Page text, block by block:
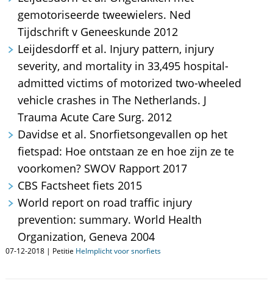
gemotoriseerde tweewielers. Ned
Tijdschrift v Geneeskunde 2012
Leijdesdorff et al. Injury pattern, injury
severity, and mortality in 33,495 hospital-
admitted victims of motorized two-wheeled
vehicle crashes in The Netherlands. J
Trauma Acute Care Surg. 2012
Davidse et al. Snorfietsongevallen op het
fietspad: Hoe ontstaan ze en hoe zijn ze te
voorkomen? SWOV Rapport 2017
CBS Factsheet fiets 2015
World report on road traffic injury
prevention: summary. World Health
Organization, Geneva 2004
07-12-2018 | Petitie Helmplicht voor snorfiets